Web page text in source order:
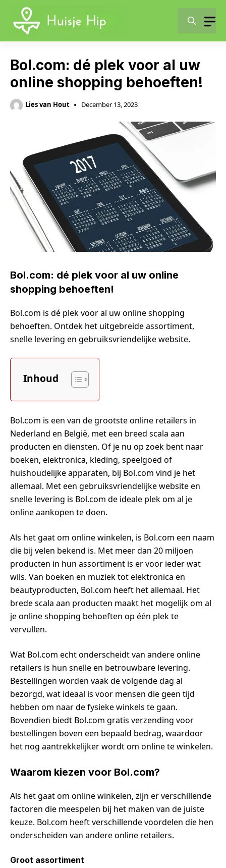
content
Bol.com: dé plek voor al uw
online shopping behoeften!
Lies van Hout December 13, 2023
Bol.com: dé plek voor al uw online
shopping behoeften!
Bol.com is dé plek voor al uw online shopping
behoeften. Ontdek het uitgebreide assortiment,
snelle levering en gebruiksvriendelijke website.
Inhoud
Bol.com is een van de grootste online retailers in
Nederland en België, met een breed scala aan
producten en diensten. Of je nu op zoek bent naar
boeken, elektronica, kleding, speelgoed of
huishoudelijke apparaten, bij Bol.com vind je het
allemaal. Met een gebruiksvriendelijke website en
snelle levering is Bol.com de ideale plek om al je
online aankopen te doen.
Als het gaat om online winkelen, is Bol.com een naam
die bij velen bekend is. Met meer dan 20 miljoen
producten in hun assortiment is er voor ieder wat
wils. Van boeken en muziek tot elektronica en
beautyproducten, Bol.com heeft het allemaal. Het
brede scala aan producten maakt het mogelijk om al
je online shopping behoeften op één plek te
vervullen.
Wat Bol.com echt onderscheidt van andere online
retailers is hun snelle en betrouwbare levering.
Bestellingen worden vaak de volgende dag al
bezorgd, wat ideaal is voor mensen die geen tijd
hebben om naar de fysieke winkels te gaan.
Bovendien biedt Bol.com gratis verzending voor
bestellingen boven een bepaald bedrag, waardoor
het nog aantrekkelijker wordt om online te winkelen.
Waarom kiezen voor Bol.com?
Als het gaat om online winkelen, zijn er verschillende
factoren die meespelen bij het maken van de juiste
keuze. Bol.com heeft verschillende voordelen die hen
onderscheiden van andere online retailers.
Groot assortiment